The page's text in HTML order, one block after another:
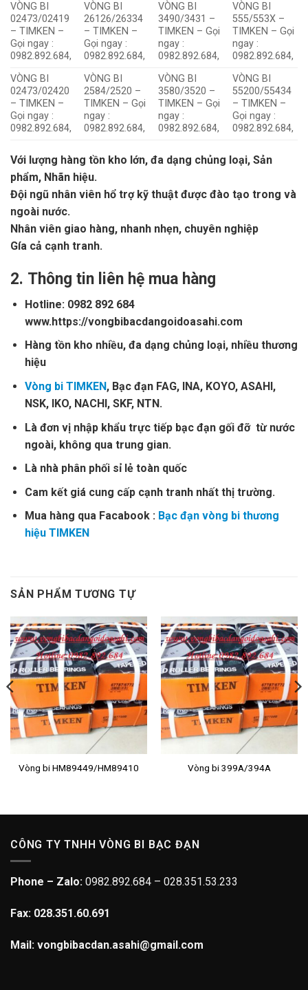
VÒNG BI
02473/02419
– TIMKEN –
Gọi ngay :
0982.892.684,
VÒNG BI
26126/26334
– TIMKEN –
Gọi ngay :
0982.892.684,
VÒNG BI
3490/3431 –
TIMKEN – Gọi
ngay :
0982.892.684,
VÒNG BI
555/553X –
TIMKEN – Gọi
ngay :
0982.892.684,
VÒNG BI
02473/02420
– TIMKEN –
Gọi ngay :
0982.892.684,
VÒNG BI
2584/2520 –
TIMKEN – Gọi
ngay :
0982.892.684,
VÒNG BI
3580/3520 –
TIMKEN – Gọi
ngay :
0982.892.684,
VÒNG BI
55200/55434
– TIMKEN –
Gọi ngay :
0982.892.684,
Với lượng hàng tồn kho lớn, đa dạng chủng loại, Sản
phẩm, Nhãn hiệu.
Đội ngũ nhân viên hổ trợ kỹ thuật được đào tạo trong và
ngoài nước.
Nhân viên giao hàng, nhanh nhẹn, chuyên nghiệp
Gía cả cạnh tranh.
2. Thông tin liên hệ mua hàng
Hotline: 0982 892 684
www.https://vongbibacdangoidoasahi.com
Hàng tồn kho nhiều, đa dạng chủng loại, nhiều thương
hiệu
Vòng bi TIMKEN, Bạc đạn FAG, INA, KOYO, ASAHI,
NSK, IKO, NACHI, SKF, NTN.
Là đơn vị nhập khẩu trực tiếp bạc đạn gối đỡ từ nước
ngoài, không qua trung gian.
Là nhà phân phối sỉ lẻ toàn quốc
Cam kết giá cung cấp cạnh tranh nhất thị trường.
Mua hàng qua Facabook : Bạc đạn vòng bi thương
hiệu TIMKEN
SẢN PHẨM TƯƠNG TỰ
Vòng bi HM89449/HM89410 Vòng bi 399A/394A
CÔNG TY TNHH VÒNG BI BẠC ĐẠN
Phone – Zalo: 0982.892.684 – 028.351.53.233
Fax: 028.351.60.691
Mail: vongbibacdan.asahi@gmail.com